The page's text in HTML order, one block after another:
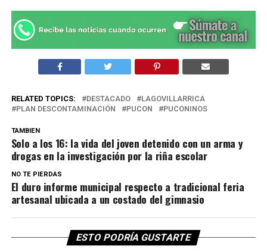
RELATED TOPICS: DESTACADO
LAGOVILLARRICA
PLAN DESCONTAMINACIÓN
PUCON PUCONINOS
TAMBIEN
Solo a los 16: la vida del joven detenido con un arma y
drogas en la investigación por la riña escolar
NO TE PIERDAS
El duro informe municipal respecto a tradicional feria
artesanal ubicada a un costado del gimnasio
ESTO PODRÍA GUSTARTE